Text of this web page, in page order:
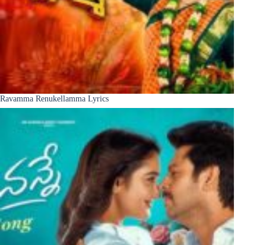
Ravamma Renukellamma Lyrics